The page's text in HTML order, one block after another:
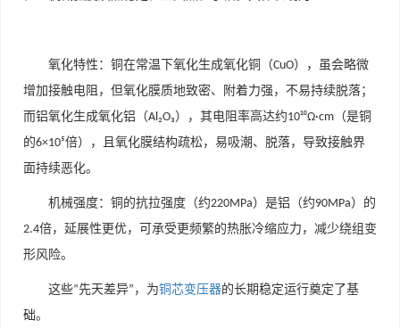
氧化特性 ：铜在常温下氧化生成氧化铜（CuO），虽会略微
增加接触电阻，但氧化膜质地致密、附着力强，不易持续脱落；
而铝氧化生成氧化铝（Al₂O₃），其电阻率高达约10¹⁰Ω·cm （是铜
的6×10⁵倍），且氧化膜结构疏松，易吸潮、脱落，导致接触界
面持续恶化。
机械强度：铜的抗拉强度（约220MPa）是铝（约90MPa）的
2.4倍，延展性更优，可承受更频繁的热胀冷缩应力，减少绕组变
形风险。
这些“先天差异” ，为铜芯变压器的长期稳定运行奠定了基
础。